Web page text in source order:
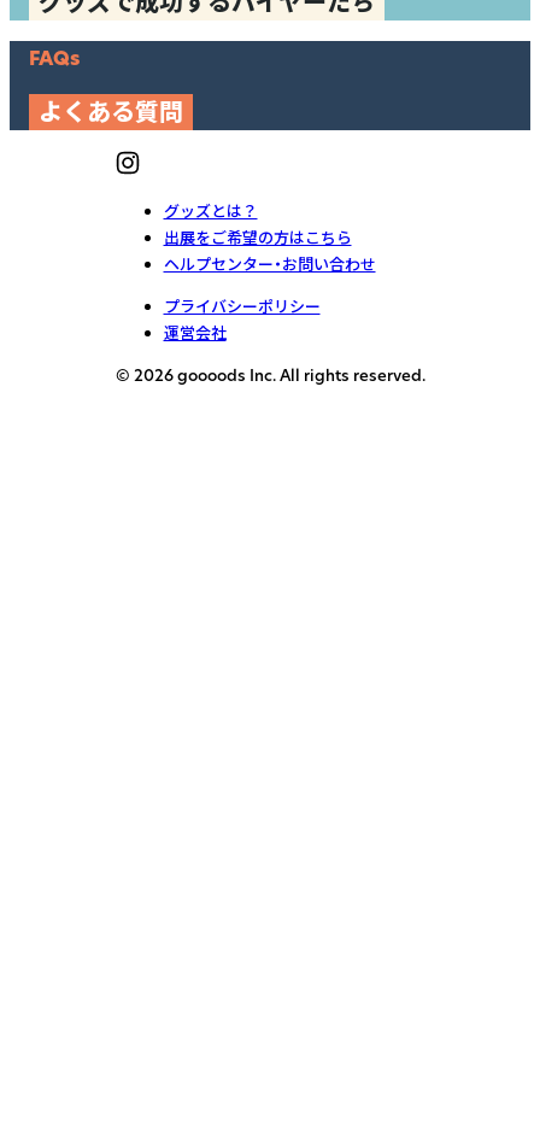
FAQs
よくある質問
グッズとは？
出展をご希望の方はこちら
ヘルプセンター・お問い合わせ
プライバシーポリシー
運営会社
© 2026 goooods Inc. All rights reserved.